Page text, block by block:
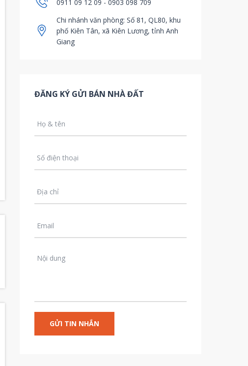
0911 09 12 09 - 0903 098 709
Chi nhánh văn phòng: Số 81, QL80, khu
phố Kiên Tân, xã Kiên Lương, tỉnh Anh
Giang
ĐĂNG KÝ GỬI BÁN NHÀ ĐẤT